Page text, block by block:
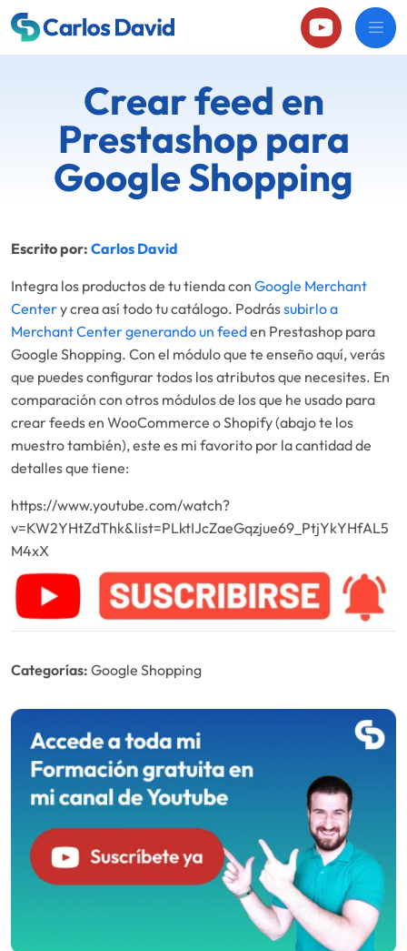
Crear feed en
Prestashop para
Google Shopping
Escrito por: Carlos David
Integra los productos de tu tienda con Google Merchant
Centery crea así todo tu catálogo. Podrássubirlo a
Merchant Center generando un feeden Prestashop para
Google Shopping. Con el módulo que te enseño aquí, verás
que puedes configurar todos los atributos que necesites. En
comparación con otros módulos de los que he usado para
crear feeds en WooCommerce o Shopify (abajo te los
muestro también), este es mi favorito por la cantidad de
detalles que tiene:
https://www.youtube.com/watch?
v=KW2YHtZdThk&list=PLktIJcZaeGqzjue69_PtjYkYHfAL5
M4xX
Categorías: Google Shopping